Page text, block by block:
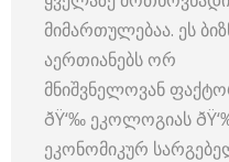
მიმართულებაა. ეს
აერთიანებს ორ
მნიშვნელოვან
ðŸ‘‰ ეკოლოგიას
ეკონომიკურ